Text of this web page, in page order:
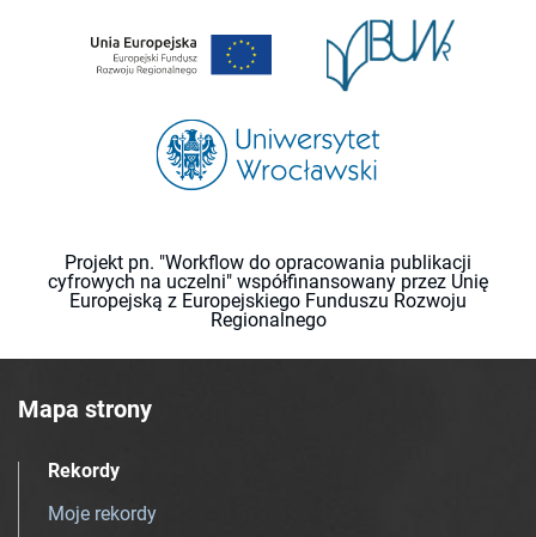
Projekt pn. "Workflow do opracowania publikacji
cyfrowych na uczelni" współfinansowany przez Unię
Europejską z Europejskiego Funduszu Rozwoju
Regionalnego
Mapa strony
Rekordy
Moje rekordy